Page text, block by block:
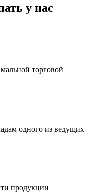
у нас
торговой
одного из ведущих
продукции